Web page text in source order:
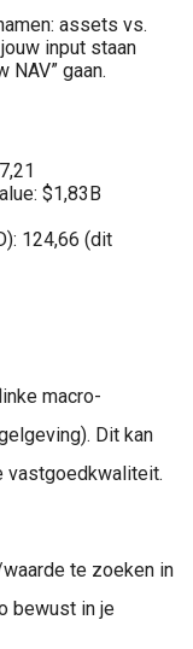
assets vs.
input staan
gaan.
$1,83B
124,66 (dit
macro-
Dit kan
vastgoedkwaliteit.
te zoeken in
bewust in je